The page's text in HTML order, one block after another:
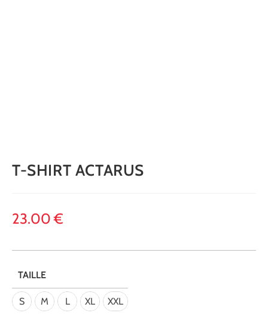
T-SHIRT ACTARUS
23.00€
TAILLE
S M L XL XXL